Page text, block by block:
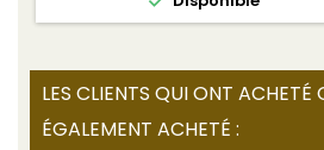
LES CLIENTS QUI ONT ACHETÉ
ÉGALEMENT ACHETÉ :